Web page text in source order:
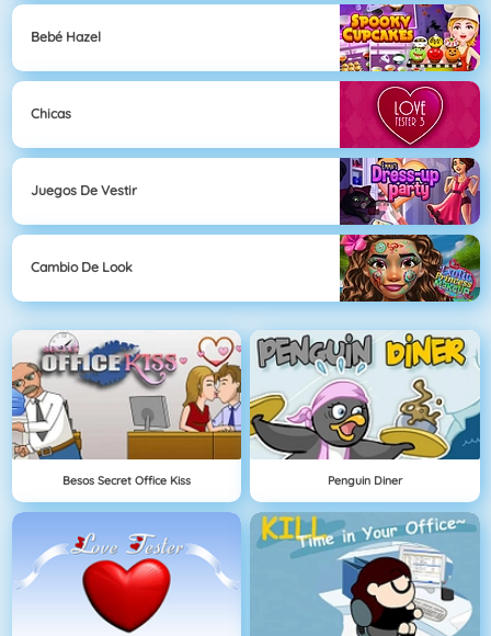
Bebé Hazel
Chicas
Juegos De Vestir
Cambio De Look
Besos Secret Office Kiss Penguin Diner